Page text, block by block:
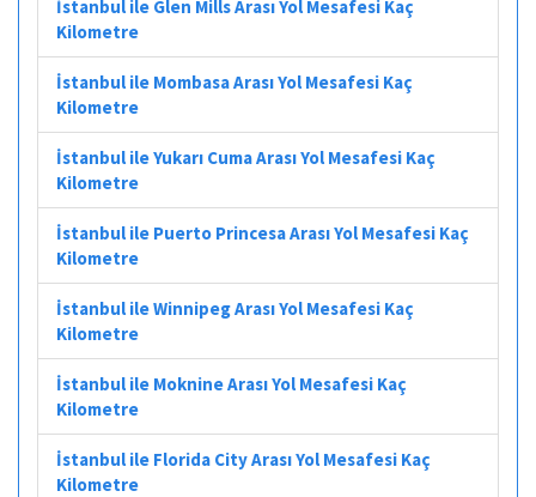
İstanbul ile Glen Mills Arası Yol Mesafesi Kaç
Kilometre
İstanbul ile Mombasa Arası Yol Mesafesi Kaç
Kilometre
İstanbul ile Yukarı Cuma Arası Yol Mesafesi Kaç
Kilometre
İstanbul ile Puerto Princesa Arası Yol Mesafesi Kaç
Kilometre
İstanbul ile Winnipeg Arası Yol Mesafesi Kaç
Kilometre
İstanbul ile Moknine Arası Yol Mesafesi Kaç
Kilometre
İstanbul ile Florida City Arası Yol Mesafesi Kaç
Kilometre